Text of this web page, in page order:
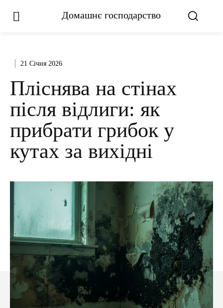
Домашнє господарство
21 Січня 2026
Пліснява на стінах
після відлиги: як
прибрати грибок у
кутах за вихідні